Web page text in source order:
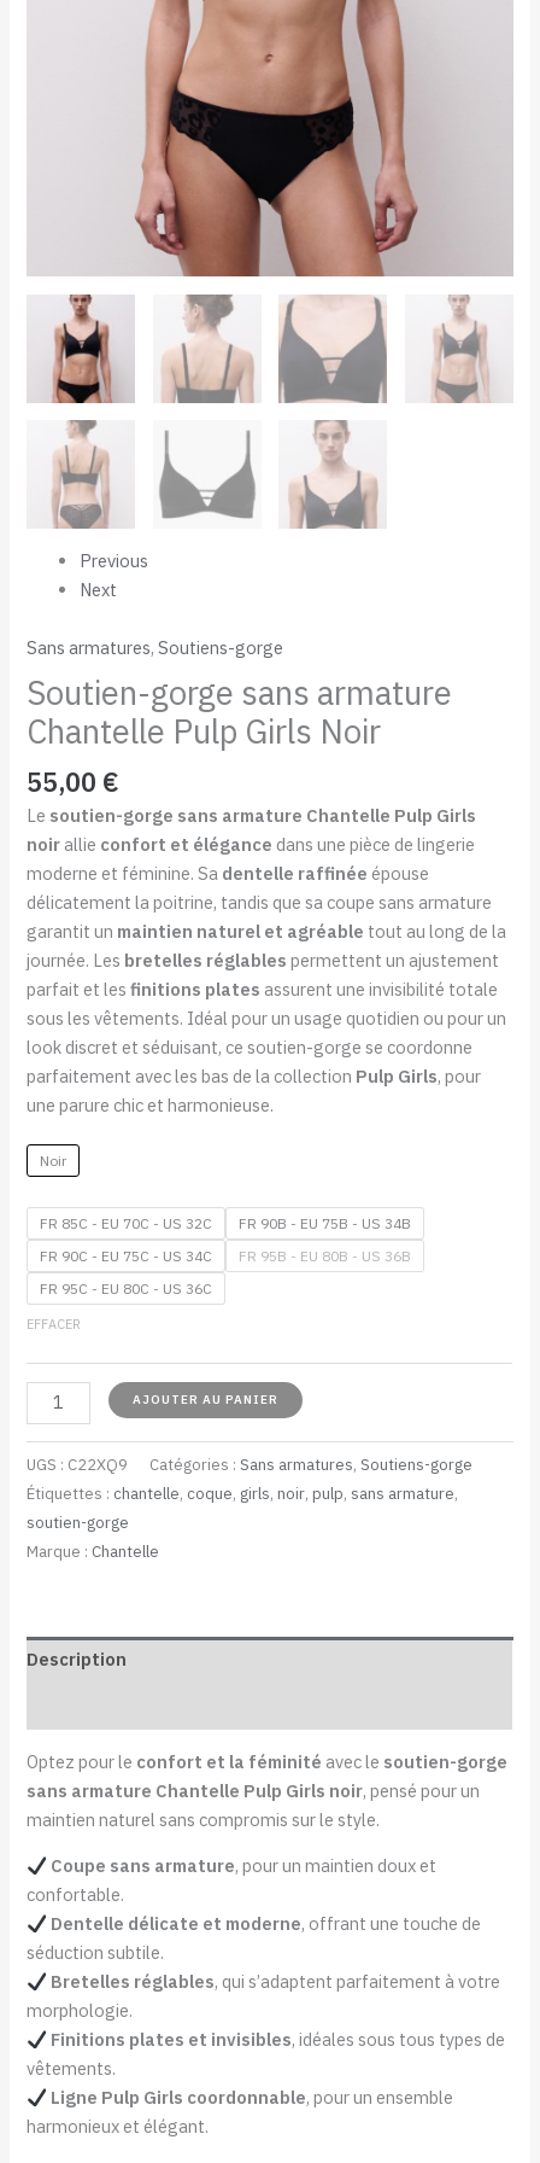
Previous
Next
Sans armatures,Soutiens-gorge
Soutien-gorge sans armature
Chantelle Pulp Girls Noir
55,00 €
Le soutien-gorge sans armature Chantelle Pulp Girls
noir allie confort et élégance dans une pièce de lingerie
moderne et féminine. Sa dentelle raffinée épouse
délicatement la poitrine, tandis que sa coupe sans armature
garantit un maintien naturel et agréable tout au long de la
journée. Les bretelles réglables permettent un ajustement
parfait et lesfinitions plates assurent une invisibilité totale
sous les vêtements. Idéal pour un usage quotidien ou pour un
look discret et séduisant, ce soutien-gorge se coordonne
parfaitement avec les bas de la collection Pulp Girls, pour
une parure chic et harmonieuse.
Noir
FR 85C - EU 70C - US 32C
FR 90B - EU 75B - US 34B
FR 90C - EU 75C - US 34C
FR 95B - EU 80B - US 36B
FR 95C - EU 80C - US 36C
EFFACER
AJOUTER AU PANIER
UGS : C22XQ9 Catégories :Sans armatures,Soutiens-gorge
Étiquettes : chantelle, coque, girls,noir,pulp, sans armature,
soutien-gorge
Marque : Chantelle
Description
Optez pour le confort et la féminité avec le soutien-gorge
sans armature Chantelle Pulp Girls noir, pensé pour un
maintien naturel sans compromis sur le style.
Coupe sans armature, pour un maintien doux et
confortable.
Dentelle délicate et moderne, offrant une touche de
séduction subtile.
Bretelles réglables, qui s’adaptent parfaitement à votre
morphologie.
Finitions plates et invisibles, idéales sous tous types de
vêtements.
Ligne Pulp Girls coordonnable, pour un ensemble
harmonieux et élégant.